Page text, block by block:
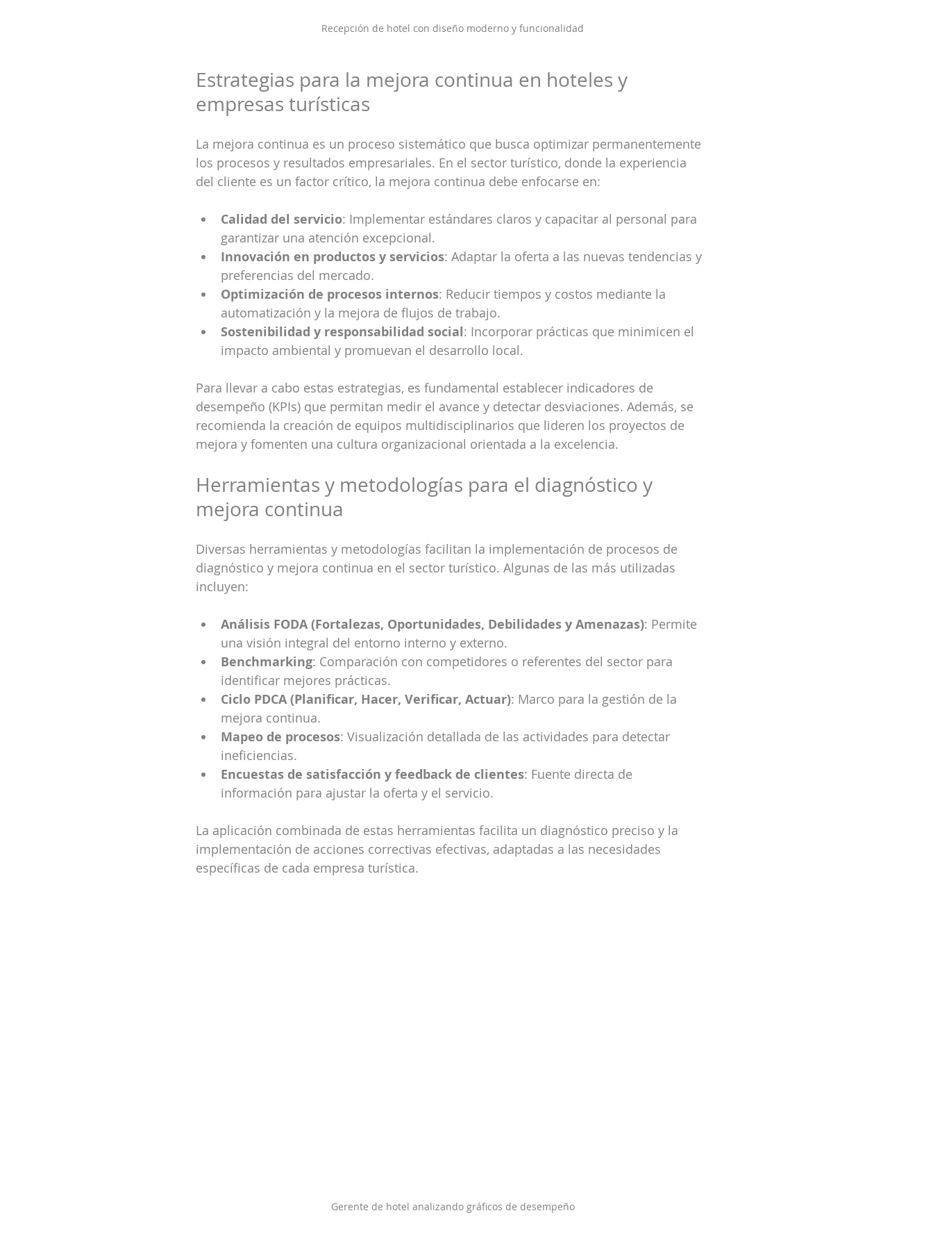
Recepción de hotel con diseño moderno y funcionalidad
Estrategias para la mejora continua en hoteles y
empresas turísticas
La mejora continua es un proceso sistemático que busca optimizar permanentemente
los procesos y resultados empresariales. En el sector turístico, donde la experiencia
del cliente es un factor crítico, la mejora continua debe enfocarse en:
Calidad del servicio: Implementar estándares claros y capacitar al personal para
garantizar una atención excepcional.
Innovación en productos y servicios: Adaptar la oferta a las nuevas tendencias y
preferencias del mercado.
Optimización de procesos internos: Reducir tiempos y costos mediante la
automatización y la mejora de flujos de trabajo.
Sostenibilidad y responsabilidad social: Incorporar prácticas que minimicen el
impacto ambiental y promuevan el desarrollo local.
Para llevar a cabo estas estrategias, es fundamental establecer indicadores de
desempeño (KPIs) que permitan medir el avance y detectar desviaciones. Además, se
recomienda la creación de equipos multidisciplinarios que lideren los proyectos de
mejora y fomenten una cultura organizacional orientada a la excelencia.
Herramientas y metodologías para el diagnóstico y
mejora continua
Diversas herramientas y metodologías facilitan la implementación de procesos de
diagnóstico y mejora continua en el sector turístico. Algunas de las más utilizadas
incluyen:
Análisis FODA (Fortalezas, Oportunidades, Debilidades y Amenazas): Permite
una visión integral del entorno interno y externo.
Benchmarking: Comparación con competidores o referentes del sector para
identificar mejores prácticas.
Ciclo PDCA (Planificar, Hacer, Verificar, Actuar): Marco para la gestión de la
mejora continua.
Mapeo de procesos: Visualización detallada de las actividades para detectar
ineficiencias.
Encuestas de satisfacción y feedback de clientes: Fuente directa de
información para ajustar la oferta y el servicio.
La aplicación combinada de estas herramientas facilita un diagnóstico preciso y la
implementación de acciones correctivas efectivas, adaptadas a las necesidades
específicas de cada empresa turística.
Gerente de hotel analizando gráficos de desempeño